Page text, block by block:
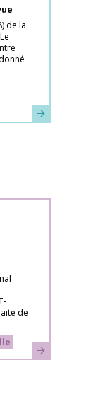
de la
En savoir plus
de
En savoir plus